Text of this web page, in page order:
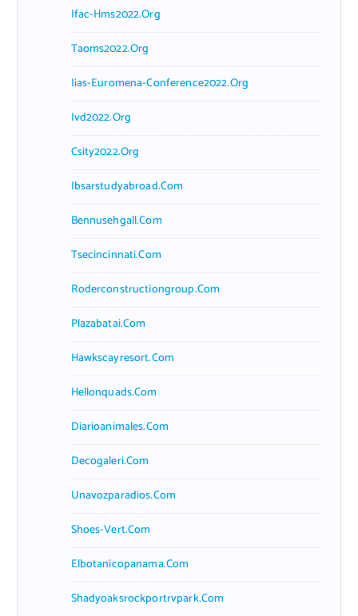
Ifac-Hms2022.org
Taoms2022.org
Iias-Euromena-Conference2022.org
Ivd2022.org
Csity2022.org
Ibsarstudyabroad.com
Bennusehgall.com
Tsecincinnati.com
Roderconstructiongroup.com
Plazabatai.com
Hawkscayresort.com
Hellonquads.com
Diarioanimales.com
Decogaleri.com
Unavozparadios.com
Shoes-Vert.com
Elbotanicopanama.com
Shadyoaksrockportrvpark.com